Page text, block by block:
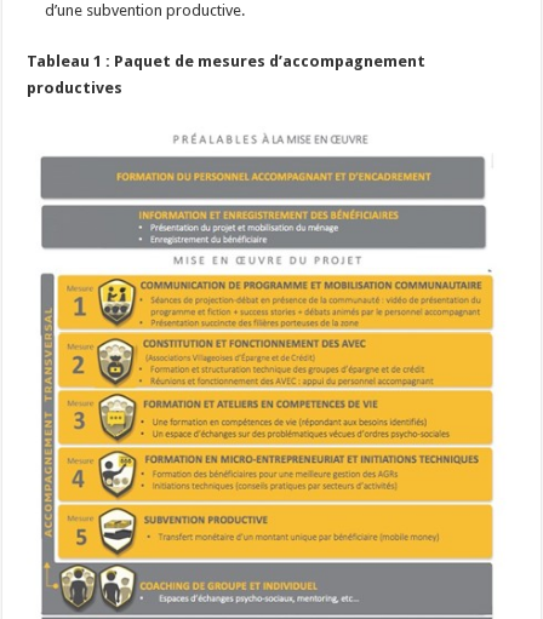
d’une subvention productive.
Tableau 1 : Paquet de mesures d’accompagnement
productives